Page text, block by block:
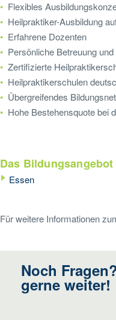
Flexibles
Heilpraktiker-Ausbildung
Erfahrene Dozenten
Persönliche Betreuung
Zertifizierte
Heilpraktikerschulen
Übergreifendes
Hohe Bestehensquote bei
Das
Essen
Für weitere Informationen
Noch
gerne weiter!